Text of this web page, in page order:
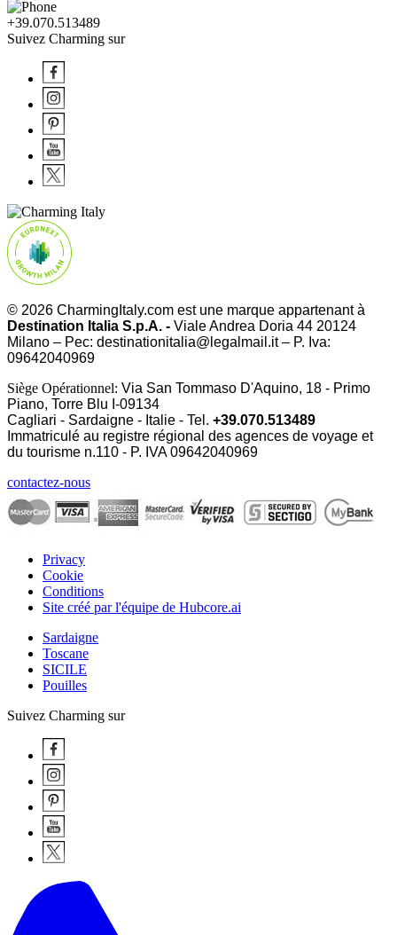
+39.070.513489
Suivez Charming sur
© 2026 CharmingItaly.com est une marque appartenant à
Destination Italia S.p.A. - Viale Andrea Doria 44 20124
Milano – Pec: destinationitalia@legalmail.it – P. Iva:
09642040969
Siège Opérationnel: Via San Tommaso D'Aquino, 18 - Primo
Piano, Torre Blu I-09134
Cagliari - Sardaigne - Italie - Tel. +39.070.513489
Immatriculé au registre régional des agences de voyage et
du tourisme n.110 - P. IVA09642040969
contactez-nous
Privacy
Cookie
Conditions
Site créé par l'équipe de Hubcore.ai
Sardaigne
Toscane
SICILE
Pouilles
Suivez Charming sur